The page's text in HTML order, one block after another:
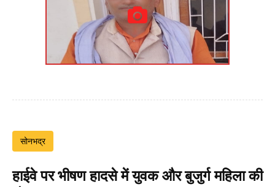
सोनभद्र
हाईवे पर भीषण हादसे में युवक और बुजुर्ग महिला की